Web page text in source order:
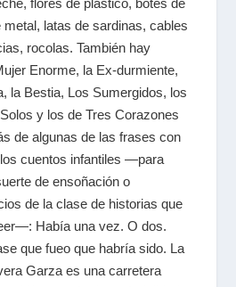
flores de plástico, botes de
latas de sardinas, cables
rocolas. También hay
Enorme, la Ex-durmiente,
la Bestia, Los Sumergidos, los
y los de Tres Corazones
de algunas de las frases con
cuentos infantiles —para
de ensoñacióno
de la clase de historias que
Había una vez. O dos.
que fueo que habría sido. La
Garza es una carretera